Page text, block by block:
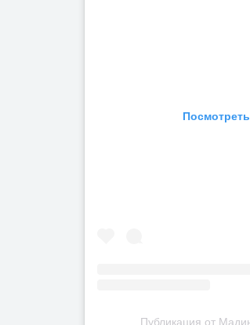
Публикация от